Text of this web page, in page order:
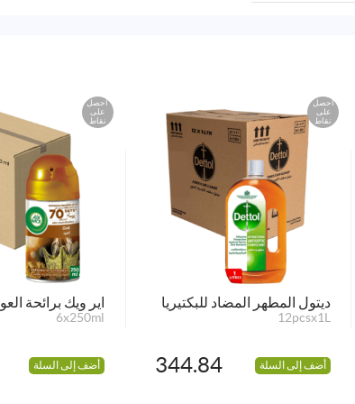
احصل
على
نقاط
ديتول المطهر المضاد للبكتيريا
12pcsx1L
أضف إلى السلة 344.84
احصل
على
نقاط
اير ويك برائحة
6x250ml
أضف إلى السلة